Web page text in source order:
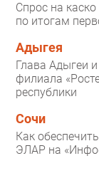
Спрос на
по итогам
Адыгея
Глава Адыгеи
филиала
республики
Сочи
Как
ЭЛАР на